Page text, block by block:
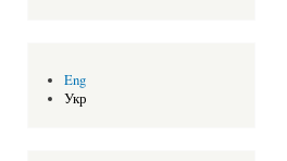
Eng
Укр